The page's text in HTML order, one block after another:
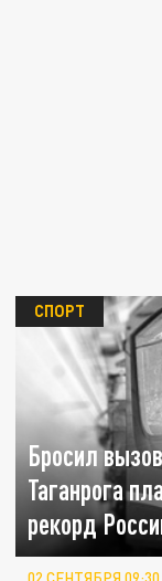
Бросил
Таганрога
рекорд
СПОРТ